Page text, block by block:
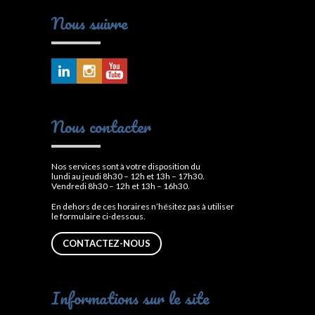
Nous suivre
Nous contacter
Nos services sont à votre disposition du
lundi au jeudi 8h30 – 12h et 13h – 17h30.
Vendredi 8h30 – 12h et 13h – 16h30.
En dehors de ces horaires n’hésitez pas à utiliser
le formulaire ci-dessous.
CONTACTEZ-NOUS
Informations sur le site